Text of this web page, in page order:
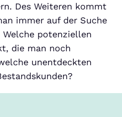
Des Weiteren kommt
immer auf der Suche
potenziellen
die man noch
unentdeckten